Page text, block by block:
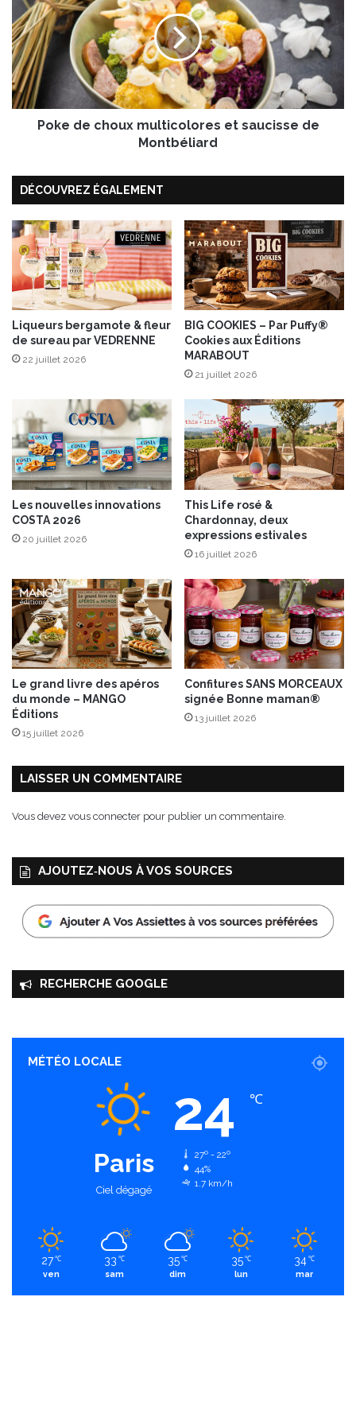
n
e
®
f
a
ç
r
a
k
f
s
t
b
o
w
l
e
d
e
c
h
o
u
t
i
c
l
o
r
e
s
e
u
c
i
s
s
e
d
e
n
t
b
é
l
r
d
Poke de choux multicolores et saucisse de
Montbéliard
DÉCOUVREZ ÉGALEMENT
Liqueurs bergamote & fleur
de sureau par VEDRENNE
22 juillet 2026
BIG COOKIES – Par Puffy®
Cookies aux Éditions
MARABOUT
21 juillet 2026
Les nouvelles innovations
COSTA 2026
20 juillet 2026
This Life rosé &
Chardonnay, deux
expressions estivales
16 juillet 2026
Le grand livre des apéros
du monde – MANGO
Éditions
15 juillet 2026
Confitures SANS MORCEAUX
signée Bonne maman®
13 juillet 2026
LAISSER UN COMMENTAIRE
Vous devez vous connecter pour publier un commentaire.
AJOUTEZ‑NOUS À VOS SOURCES
RECHERCHE GOOGLE
MÉTÉO LOCALE
Paris
Ciel dégagé
24 ℃
27º - 22º
44%
1.7 km/h
27 ℃
ven
33 ℃
sam
35 ℃
dim
35 ℃
lun
34 ℃
mar